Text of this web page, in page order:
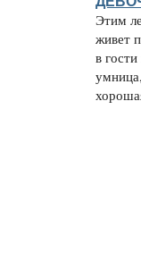
Этим
живет
в